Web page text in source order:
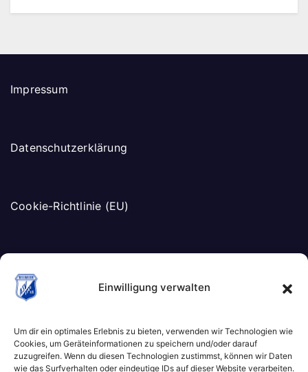
Einwilligung verwalten
Um dir ein optimales Erlebnis zu bieten, verwenden wir Technologien wie
Cookies, um Geräteinformationen zu speichern und/oder darauf
zuzugreifen. Wenn du diesen Technologien zustimmst, können wir Daten
wie das Surfverhalten oder eindeutige IDs auf dieser Website verarbeiten.
Impressum
Datenschutzerklärung
Cookie-Richtlinie (EU)